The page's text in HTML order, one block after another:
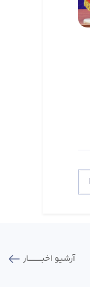
آرشیو اخبـــــــــــار